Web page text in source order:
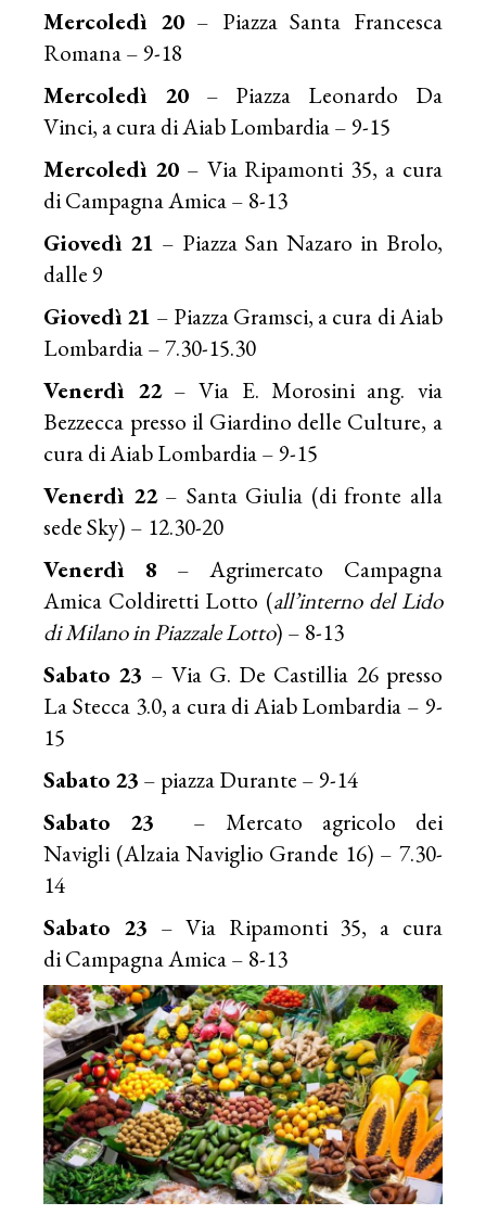
Mercoledì 20– Piazza Santa Francesca
Romana – 9-18
Mercoledì 20– Piazza Leonardo Da
Vinci, a cura di Aiab Lombardia – 9-15
Mercoledì 20 – Via Ripamonti 35, a cura
diCampagna Amica– 8-13
Giovedì 21 – Piazza San Nazaro in Brolo,
dalle 9
Giovedì 21 – Piazza Gramsci, a cura di Aiab
Lombardia – 7.30-15.30
Venerdì 22– Via E. Morosini ang. via
Bezzecca presso il Giardino delle Culture, a
cura di Aiab Lombardia – 9-15
Venerdì 22– Santa Giulia (di fronte alla
sede Sky) – 12.30-20
Venerdì 8 – Agrimercato Campagna
Amica Coldiretti Lotto (all’interno del Lido
di Milano in Piazzale Lotto) – 8-13
Sabato 23 – Via G. De Castillia 26 presso
La Stecca 3.0, a cura di Aiab Lombardia – 9-
15
Sabato 23 – piazza Durante – 9-14
Sabato 23 – Mercato agricolo dei
Navigli (Alzaia Naviglio Grande 16) – 7.30-
14
Sabato 23 – Via Ripamonti 35, a cura
diCampagna Amica– 8-13